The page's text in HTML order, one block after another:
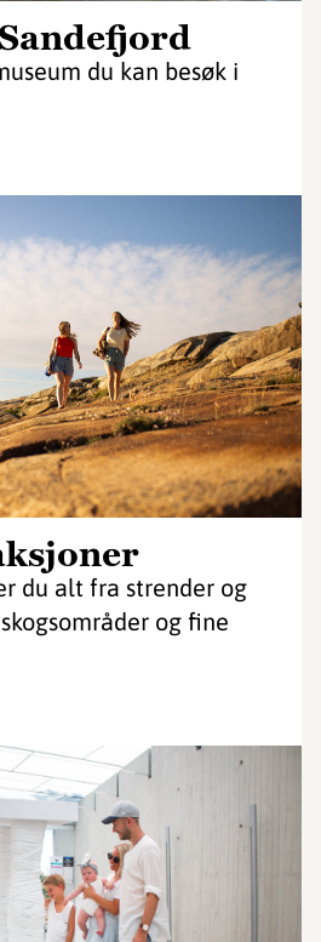
du kan besøk i
du alt fra strender og
og fine